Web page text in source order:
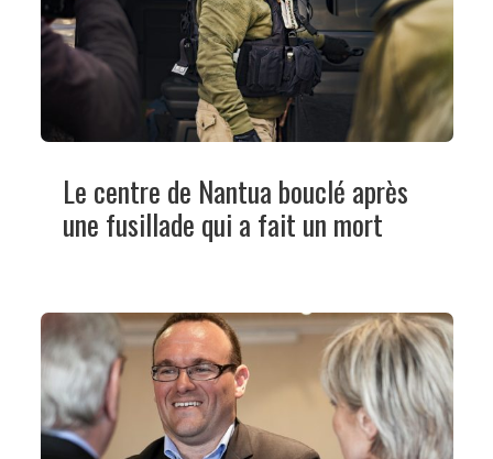
Le centre de Nantua bouclé après
une fusillade qui a fait un mort